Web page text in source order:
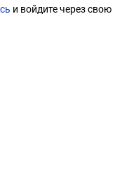
и войдите через свою